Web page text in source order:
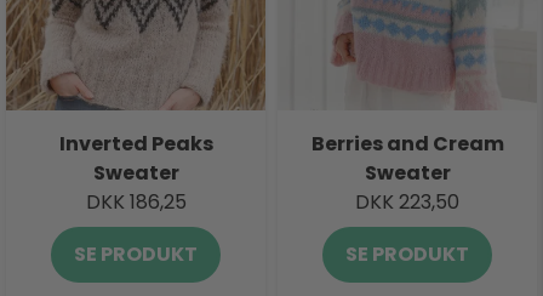
Inverted Peaks
Sweater
DKK 186,25
SE PRODUKT
Berries and Cream
Sweater
DKK 223,50
SE PRODUKT